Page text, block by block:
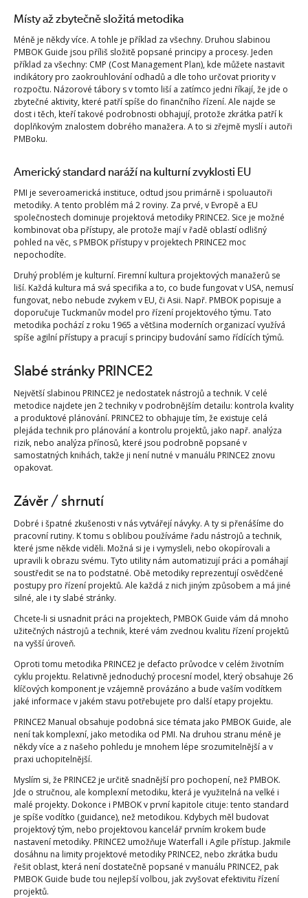
Místy až zbytečně složitá metodika
Méně je někdy více. A tohle je příklad za všechny. Druhou slabinou
PMBOK Guide jsou příliš složitě popsané principy a procesy. Jeden
příklad za všechny: CMP (Cost Management Plan), kde můžete nastavit
indikátory pro zaokrouhlování odhadů a dle toho určovat priority v
rozpočtu. Názorové tábory s v tomto liší a zatímco jedni říkají, že jde o
zbytečné aktivity, které patří spíše do finančního řízení. Ale najde se
dost i těch, kteří takové podrobnosti obhajují, protože zkrátka patří k
doplňkovým znalostem dobrého manažera. A to si zřejmě myslí i autoři
PMBoku.
Americký standard naráží na kulturní zvyklosti EU
PMI je severoamerická instituce, odtud jsou primárně i spoluautoři
metodiky. A tento problém má 2 roviny. Za prvé, v Evropě a EU
společnostech dominuje projektová metodiky PRINCE2. Sice je možné
kombinovat oba přístupy, ale protože mají v řadě oblastí odlišný
pohled na věc, s PMBOK přístupy v projektech PRINCE2 moc
nepochodíte.
Druhý problém je kulturní. Firemní kultura projektových manažerů se
liší. Každá kultura má svá specifika a to, co bude fungovat v USA, nemusí
fungovat, nebo nebude zvykem v EU, či Asii. Např. PMBOK popisuje a
doporučuje Tuckmanův model pro řízení projektového týmu. Tato
metodika pochází z roku 1965 a většina moderních organizací využívá
spíše agilní přístupy a pracují s principy budování samo řídících týmů.
Slabé stránky PRINCE2
Největší slabinou PRINCE2 je nedostatek nástrojů a technik. V celé
metodice najdete jen 2 techniky v podrobnějším detailu: kontrola kvality
a produktové plánování. PRINCE2 to obhajuje tím, že existuje celá
plejáda technik pro plánování a kontrolu projektů, jako např. analýza
rizik, nebo analýza přínosů, které jsou podrobně popsané v
samostatných knihách, takže ji není nutné v manuálu PRINCE2 znovu
opakovat.
Závěr / shrnutí
Dobré i špatné zkušenosti v nás vytvářejí návyky. A ty si přenášíme do
pracovní rutiny. K tomu s oblibou používáme řadu nástrojů a technik,
které jsme někde viděli. Možná si je i vymysleli, nebo okopírovali a
upravili k obrazu svému. Tyto utility nám automatizují práci a pomáhají
soustředit se na to podstatné. Obě metodiky reprezentují osvědčené
postupy pro řízení projektů. Ale každá z nich jiným způsobem a má jiné
silné, ale i ty slabé stránky.
Chcete-li si usnadnit práci na projektech, PMBOK Guide vám dá mnoho
užitečných nástrojů a technik, které vám zvednou kvalitu řízení projektů
na vyšší úroveň.
Oproti tomu metodika PRINCE2 je defacto průvodce v celém životním
cyklu projektu. Relativně jednoduchý procesní model, který obsahuje 26
klíčových komponent je vzájemně provázáno a bude vaším vodítkem
jaké informace v jakém stavu potřebujete pro další etapy projektu.
PRINCE2 Manual obsahuje podobná sice témata jako PMBOK Guide, ale
není tak komplexní, jako metodika od PMI. Na druhou stranu méně je
někdy více a z našeho pohledu je mnohem lépe srozumitelnější a v
praxi uchopitelnější.
Myslím si, že PRINCE2 je určitě snadnější pro pochopení, než PMBOK.
Jde o stručnou, ale komplexní metodiku, která je využitelná na velké i
malé projekty. Dokonce i PMBOK v první kapitole cituje: tento standard
je spíše vodítko (guidance), než metodikou. Kdybych měl budovat
projektový tým, nebo projektovou kancelář prvním krokem bude
nastavení metodiky. PRINCE2 umožňuje Waterfall i Agile přístup. Jakmile
dosáhnu na limity projektové metodiky PRINCE2, nebo zkrátka budu
řešit oblast, která není dostatečně popsané v manuálu PRINCE2, pak
PMBOK Guide bude tou nejlepší volbou, jak zvyšovat efektivitu řízení
projektů.